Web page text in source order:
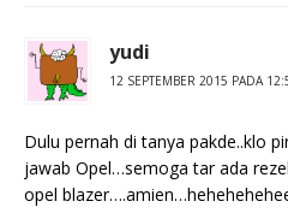
yudi
12 SEPTEMBER 2015 PADA
Dulu pernah di tanya pakde..klo
jawab Opel…semoga tar ada
opel